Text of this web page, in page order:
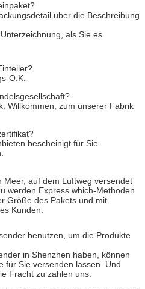
über die Beschreibung
als Sie es
O.K.
Willkommen, zum unserer Fabrik
bescheinigt für Sie
Meer, auf dem Luftweg versendet
werden Express.which-Methoden
Größe des Pakets und mit
Kunden.
benutzen, um die Produkte
in Shenzhen haben, können
für Sie versenden lassen. Und
Fracht zu zahlen uns.